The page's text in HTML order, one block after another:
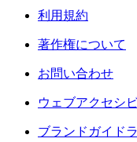
利用規約
著作権について
お問い合わせ
ウェブアクセシ
ブランドガイド